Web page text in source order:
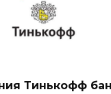
Тинькофф